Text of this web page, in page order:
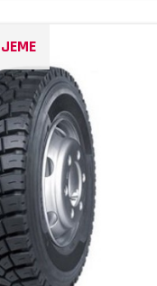
DETAIL